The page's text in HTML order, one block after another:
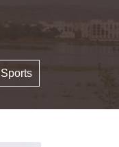
Sports